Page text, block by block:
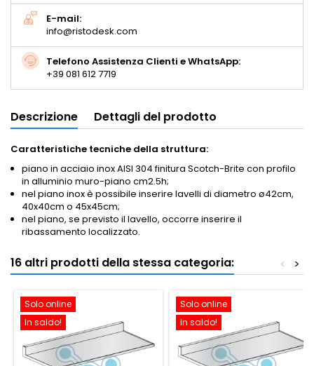
E-mail:
info@ristodesk.com
Telefono Assistenza Clienti e WhatsApp:
+39 081 612 7719
Descrizione Dettagli del prodotto
Caratteristiche tecniche della struttura:
piano in acciaio inox AISI 304 finitura Scotch-Brite con profilo
in alluminio muro-piano cm2.5h;
nel piano inox è possibile inserire lavelli di diametro ø42cm,
40x40cm o 45x45cm;
nel piano, se previsto il lavello, occorre inserire il
ribassamento localizzato.
16 altri prodotti della stessa categoria: >
<
Solo online
In saldo!
Solo online
In saldo!